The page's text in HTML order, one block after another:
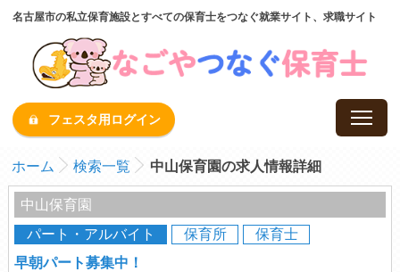
名古屋市の私立保育施設とすべての保育士をつなぐ就業サイト、求職サイト
フェスタ用ログイン
ホーム 検索一覧 中山保育園の求人情報詳細
中山保育園
パート・アルバイト
保育所
保育士
早朝パート募集中！